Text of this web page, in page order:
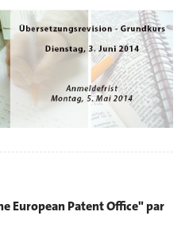
European Patent Office" par